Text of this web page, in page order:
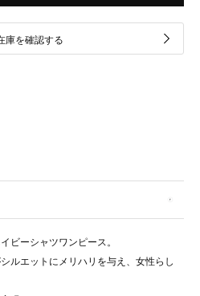
庫を確認する
ビーシャツワンピース。
ルエットにメリハリを与え、女性らし